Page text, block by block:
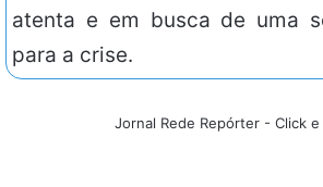
atenta e em busca de uma
para a crise.
Jornal Rede Repórter - Click